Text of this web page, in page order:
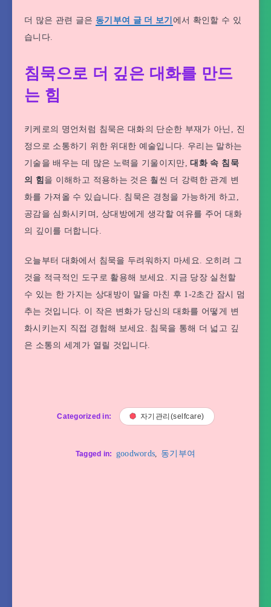
더 많은 관련 글은 동기부여 글 더 보기 에서 확인할 수 있
습니다.
침묵으로 더 깊은 대화를 만드
는 힘
키케로의 명언처럼 침묵은 대화의 단순한 부재가 아닌, 진
정으로 소통하기 위한 위대한 예술입니다. 우리는 말하는
기술을 배우는 데 많은 노력을 기울이지만,대화 속 침묵
의 힘 을 이해하고 적용하는 것은 훨씬 더 강력한 관계 변
화를 가져올 수 있습니다. 침묵은 경청을 가능하게 하고,
공감을 심화시키며, 상대방에게 생각할 여유를 주어 대화
의 깊이를 더합니다.
오늘부터 대화에서 침묵을 두려워하지 마세요. 오히려 그
것을 적극적인 도구로 활용해 보세요. 지금 당장 실천할
수 있는 한 가지는 상대방이 말을 마친 후 1-2초간 잠시 멈
추는 것입니다. 이 작은 변화가 당신의 대화를 어떻게 변
화시키는지 직접 경험해 보세요. 침묵을 통해 더 넓고 깊
은 소통의 세계가 열릴 것입니다.
Categorized in: 자기관리(selfcare)
Tagged in: goodwords 동기부여